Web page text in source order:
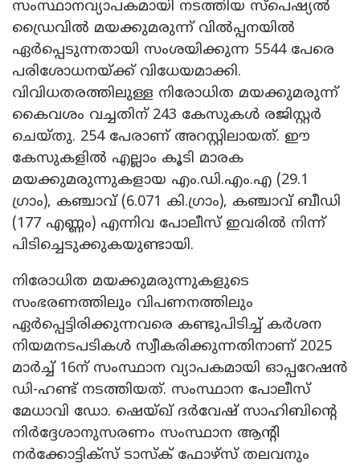
സംസ്ഥാനവ്യാപകമായി നടത്തിയ സ്പെഷ്യല്‍
ഡ്രൈവില്‍ മയക്കുമരുന്ന് വില്‍പ്പനയില്‍
ഏര്‍പ്പെടുന്നതായി സംശയിക്കുന്ന 5544 പേരെ
പരിശോധനയ്ക്ക് വിധേയമാക്കി.
വിവിധതരത്തിലുള്ള നിരോധിത മയക്കുമരുന്ന്
കൈവശം വച്ചതിന് 243 കേസുകള്‍ രജിസ്റ്റര്‍
ചെയ്തു. 254 പേരാണ് അറസ്റ്റിലായത്. ഈ
കേസുകളില്‍ എല്ലാം കൂടി മാരക
മയക്കുമരുന്നുകളായ എം.ഡി.എം.എ (29.1
ഗ്രാം), കഞ്ചാവ് (6.071 കി.ഗ്രാം), കഞ്ചാവ് ബീഡി
(177 എണ്ണം) എന്നിവ പോലീസ് ഇവരില്‍ നിന്ന്
പിടിച്ചെടുക്കുകയുണ്ടായി.
നിരോധിത മയക്കുമരുന്നുകളുടെ
സംഭരണത്തിലും വിപണനത്തിലും
ഏര്‍പ്പെട്ടിരിക്കുന്നവരെ കണ്ടുപിടിച്ച് കര്‍ശന
നിയമനടപടികള്‍ സ്വീകരിക്കുന്നതിനാണ് 2025
മാര്‍ച്ച് 16ന് സംസ്ഥാന വ്യാപകമായി ഓപ്പറേഷന്‍
ഡി-ഹണ്ട് നടത്തിയത്. സംസ്ഥാന പോലീസ്
മേധാവി ഡോ. ഷെയ്ഖ് ദര്‍വേഷ് സാഹിബിന്‍റെ
നിര്‍ദ്ദേശാനുസരണം സംസ്ഥാന ആന്‍റി
നര്‍ക്കോട്ടിക്സ് ടാസ്ക് ഫോഴ്സ് തലവനും